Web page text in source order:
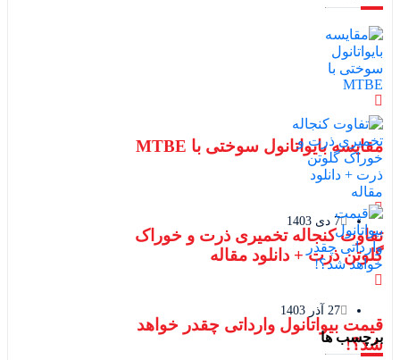
مقایسه بایواتانول سوختی با MTBE
7 دی 1403
تفاوت کنجاله تخمیری ذرت و خوراک
گلوتن ذرت + دانلود مقاله
27 آذر 1403
قیمت بیواتانول وارداتی چقدر خواهد
شد؟!
برچسب ها